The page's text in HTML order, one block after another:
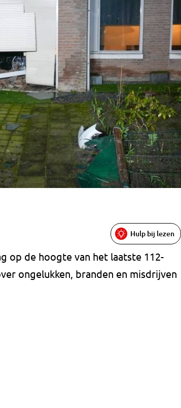
Hulp bij lezen
op de hoogte van het laatste 112-
ongelukken, branden en misdrijven